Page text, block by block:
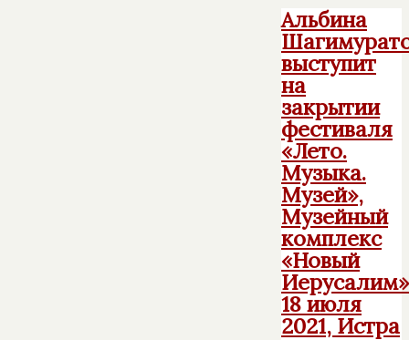
Альбина
выступит
на
закрытии
фестиваля
«Лето.
Музыка.
Музей»,
Музейный
комплекс
«Новый
18 июля
2021, Истра